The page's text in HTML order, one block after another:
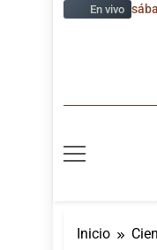
En vivo
Inicio